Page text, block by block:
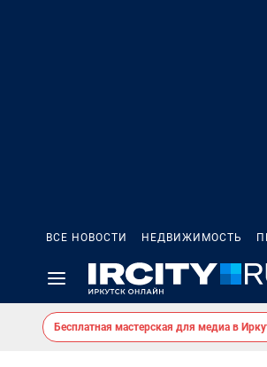
ВСЕ НОВОСТИ НЕДВИЖИМОСТЬ
Бесплатная мастерская для медиа в